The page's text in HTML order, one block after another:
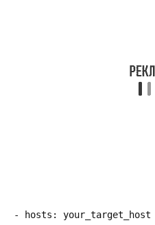
- hosts: your_target_host